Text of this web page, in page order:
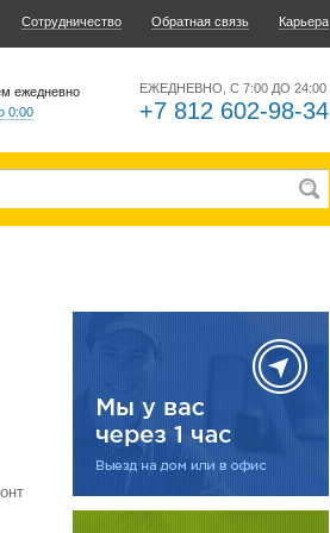
Сотрудничество Обратная связь Карьера
ЕЖЕДНЕВНО, С 7:00 ДО 24:00
+7 812 602-98-34
ежедневно
0:00